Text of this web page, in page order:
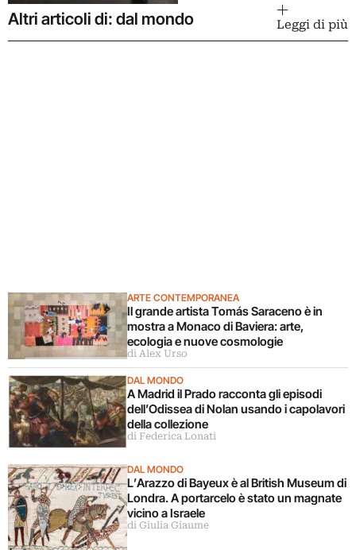
Altri articoli di: dal mondo Leggi di più
ARTE CONTEMPORANEA
Il grande artista Tomás Saraceno è in
mostra a Monaco di Baviera: arte,
ecologia e nuove cosmologie
di Alex Urso
DAL MONDO
A Madrid il Prado racconta gli episodi
dell’Odissea di Nolan usando i capolavori
della collezione
di Federica Lonati
DAL MONDO
L’Arazzo di Bayeux è al British Museum di
Londra. A portarcelo è stato un magnate
vicino a Israele
di Giulia Giaume